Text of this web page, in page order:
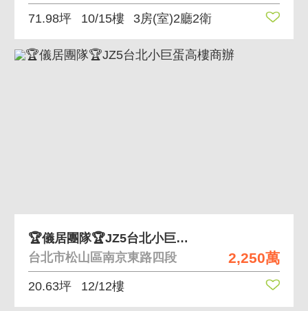
71.98坪 10/15樓 3房(室)2廳2衛
2,250萬
🏆儀居團隊🏆JZ5台北小巨蛋高樓商辦
台北市松山區南京東路四段
20.63坪 12/12樓